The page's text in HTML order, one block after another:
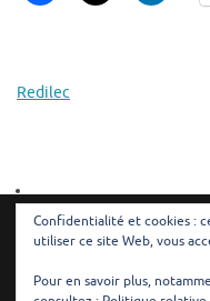
Redilec
© 2024 - Redilec - Tous
Confidentialité et cookies :
utiliser ce site Web, vous
Pour en savoir plus,